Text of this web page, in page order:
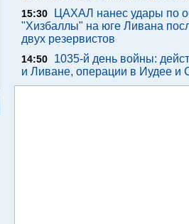
15:30
ЦАХАЛ нанес удары по
"Хизбаллы" на юге Ливана
двух резервистов
14:50
1035-й день войны:
и Ливане, операции в Иудее и